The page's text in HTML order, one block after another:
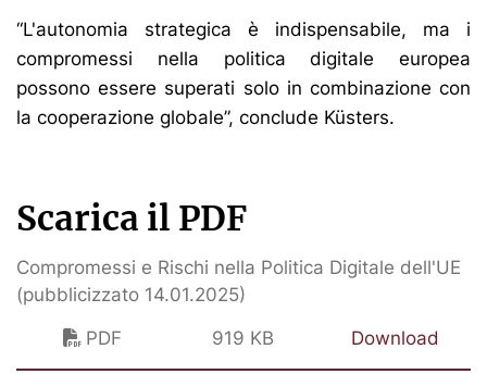
“L'autonomia strategica è indispensabile, ma i
compromessi nella politica digitale europea
possono essere superati solo in combinazione con
la cooperazione globale”, conclude Küsters.
Scarica il PDF
Compromessi e Rischi nella Politica Digitale dell'UE
(pubblicizzato 14.01.2025)
PDF
919 KB Download